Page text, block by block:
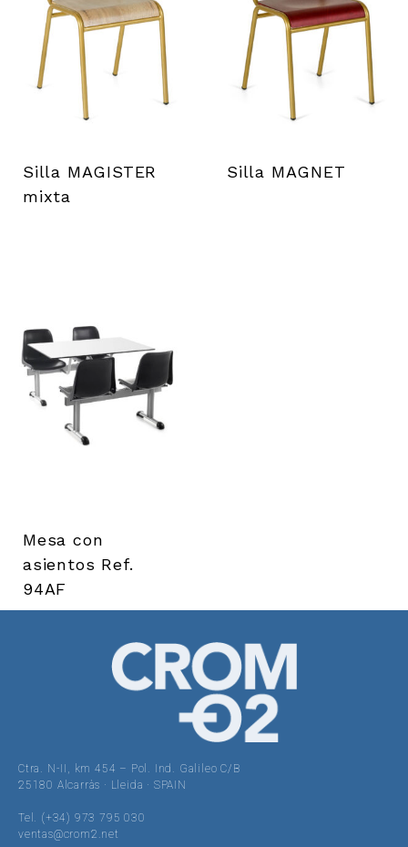
Silla MAGISTER
mixta
Silla MAGNET
Mesa con
asientos Ref.
94AF
Ctra. N-II, km 454 – Pol. Ind. Galileo C/B
25180 Alcarràs · Lleida · SPAIN
Tel. (+34) 973 795 030
ventas@crom2.net